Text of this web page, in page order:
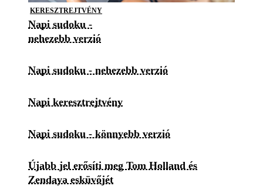
KERESZTREJTVÉNY
Napi sudoku -
nehezebb verzió
Napi sudoku - nehezebb verzió
Napi keresztrejtvény
Napi sudoku - könnyebb verzió
Újabb jel erősíti meg Tom Holland és
Zendaya esküvőjét